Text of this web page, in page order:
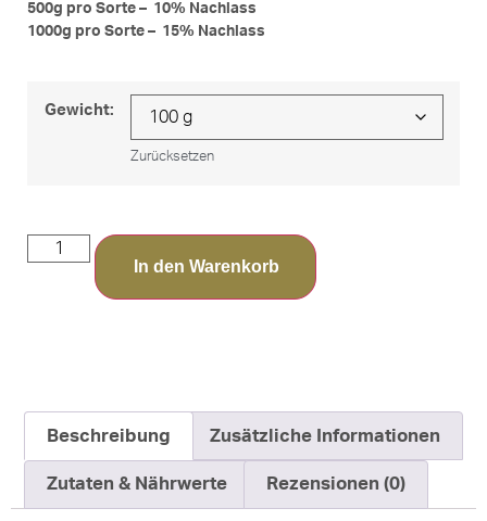
500g pro Sorte – 10% Nachlass
1000g pro Sorte – 15% Nachlass
Gewicht:
Zurücksetzen
In den Warenkorb
Beschreibung Zusätzliche Informationen
Zutaten & Nährwerte Rezensionen (0)